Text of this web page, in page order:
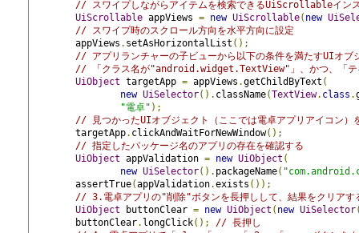
// スワイプしながらアイテムを検索できるUiScrollableイン
UiScrollable appViews = new UiScrollable( new
// スワイプ時のスクロール方向を水平方向に設定
appViews . setAsHorizontalList ();
// アプリランチャーの子ビューから以下の条件を満たすUIオブ
// 「クラス名が"android.widget.TextView"」、かつ、「テ
UiObject targetApp = appViews .getChildByText (
new UiSelector(). className(TextView. class .
"電卓" );
// 見つかったUIオブジェクト（ここでは電卓アプリアイコン）
targetApp. clickAndWaitForNewWindow();
// 指定したパッケージ名のアプリの存在を確認する
UiObject appValidation = new UiObject (
new UiSelector(). packageName(
assertTrue(appValidation.exists ());
// 3.電卓アプリの"削除"ボタンを長押しして、結果をクリアす
UiObject buttonClear = new UiObject ( new UiSelector
buttonClear. longClick();
// 長押し